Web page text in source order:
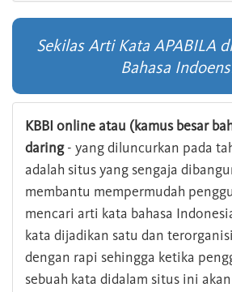
Sekilas Arti Kata APABILA
Bahasa
KBBI online atau (kamus besar
daring- yang diluncurkan pada
adalah situs yang sengaja
membantu mempermudah
mencari arti kata bahasa
kata dijadikan satu dan
dengan rapi sehingga ketika
sebuah kata didalam situs ini